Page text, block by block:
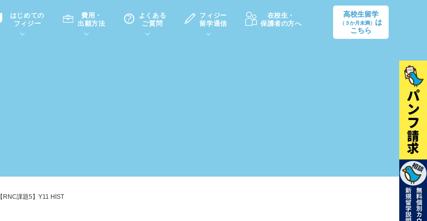
はじめての
フィジー
費用・
出願方法
よくある
ご質問
フィジー
留学通信
在校生・
保護者の方へ
高校生留学
（３か月未満）
は
こちら
【RNC課題5】Y11 HIST